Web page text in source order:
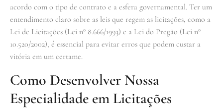
acordo com o tipo de contrato e a esfera governamental. Ter um
entendimento claro sobre as leis que regem as licitações, como a
Lei de Licitações (Lei nº 8.666/1993) e a Lei do Pregão (Lei nº
10.520/2002), é essencial para evitar erros que podem custar a
vitória em um certame.
Como Desenvolver Nossa
Especialidade em Licitações